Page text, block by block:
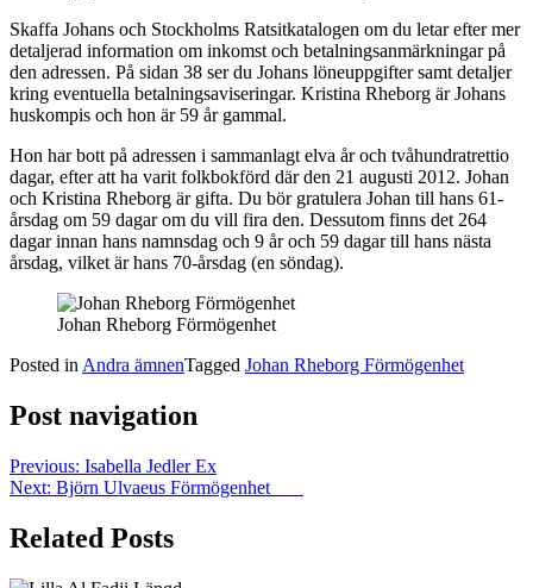
Skaffa Johans och Stockholms Ratsitkatalogen om du letar efter mer
detaljerad information om inkomst och betalningsanmärkningar på
den adressen. På sidan 38 ser du Johans löneuppgifter samt detaljer
kring eventuella betalningsaviseringar. Kristina Rheborg är Johans
huskompis och hon är 59 år gammal.
Hon har bott på adressen i sammanlagt elva år och tvåhundratrettio
dagar, efter att ha varit folkbokförd där den 21 augusti 2012. Johan
och Kristina Rheborg är gifta. Du bör gratulera Johan till hans 61-
årsdag om 59 dagar om du vill fira den. Dessutom finns det 264
dagar innan hans namnsdag och 9 år och 59 dagar till hans nästa
årsdag, vilket är hans 70-årsdag (en söndag).
Johan Rheborg Förmögenhet
Posted in Andra ämnenTagged Johan Rheborg Förmögenhet
Post navigation
Previous: Isabella Jedler Ex
Next: Björn Ulvaeus Förmögenhet
Related Posts